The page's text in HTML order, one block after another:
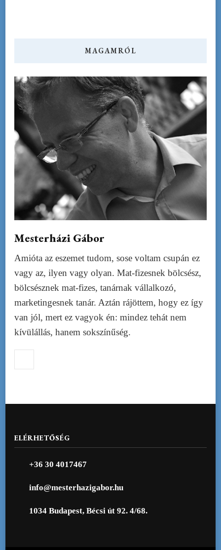
MAGAMRÓL
Mesterházi Gábor
Amióta az eszemet tudom, sose voltam csupán ez
vagy az, ilyen vagy olyan. Mat-fizesnek bölcsész,
bölcsésznek mat-fizes, tanárnak vállalkozó,
marketingesnek tanár. Aztán rájöttem, hogy ez így
van jól, mert ez vagyok én: mindez tehát nem
kívülállás, hanem sokszínűség.
ELÉRHETŐSÉG
+36 30 4017467
info@mesterhazigabor.hu
1034 Budapest, Bécsi út 92. 4/68.